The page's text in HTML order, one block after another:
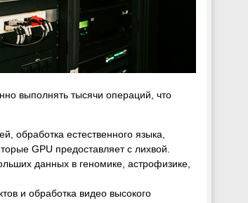
выполнять тысячи операций, что
обработка естественного языка,
GPU предоставляет с лихвой.
данных в геномике, астрофизике,
и обработка видео высокого